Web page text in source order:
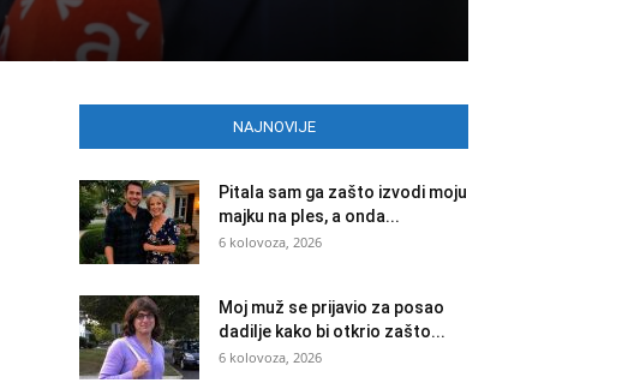
NAJNOVIJE
Pitala sam ga zašto izvodi moju
majku na ples, a onda...
6 kolovoza, 2026
Moj muž se prijavio za posao
dadilje kako bi otkrio zašto...
6 kolovoza, 2026